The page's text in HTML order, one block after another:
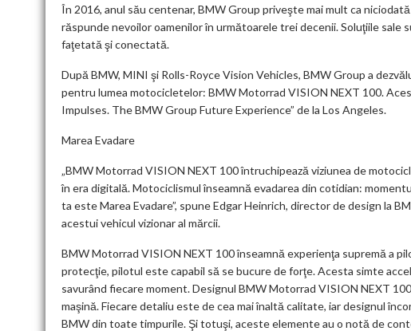
k
p
m
În 2016, anul său centenar, BMW Group priveşte mai mult ca
răspunde nevoilor oamenilor în următoarele trei decenii. Soluţiile
faţetată şi conectată.
După BMW, MINI şi Rolls-Royce Vision Vehicles, BMW Group a
pentru lumea motocicletelor: BMW Motorrad VISION NEXT 100.
Impulses. The BMW Group Future Experience” de la Los Angeles.
Marea Evadare
„BMW Motorrad VISION NEXT 100 întruchipează viziunea de
în era digitală. Motociclismul înseamnă evadarea din cotidian:
ta este Marea Evadare”, spune Edgar Heinrich, director de design la
acestui vehicul vizionar al mărcii.
BMW Motorrad VISION NEXT 100 înseamnă experienţa supremă a
protecţie, pilotul este capabil să se bucure de forţe. Acesta simte
savurând fiecare moment. Designul BMW Motorrad VISION NEXT
maşină. Fiecare detaliu este de cea mai înaltă calitate, iar designul
BMW din toate timpurile. Şi totuşi, aceste elemente au o notă de